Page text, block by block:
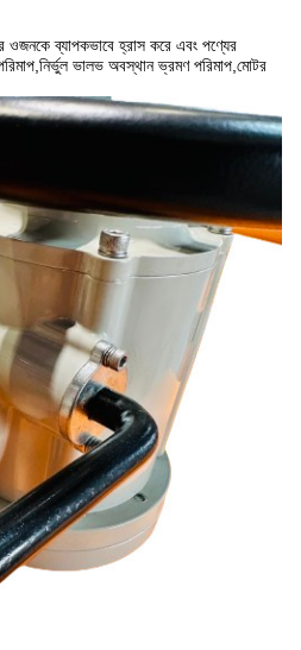
ওজনকে ব্যাপকভাবে হ্রাস করে এবং পণ্যের
ভালভ অবস্থান ভ্রমণ পরিমাপ,মোটর